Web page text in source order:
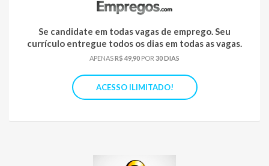
Se candidate em todas vagas de emprego. Seu
currículo entregue todos os dias em todas as vagas.
APENASR$ 49,90 POR 30 DIAS
ACESSO ILIMITADO!